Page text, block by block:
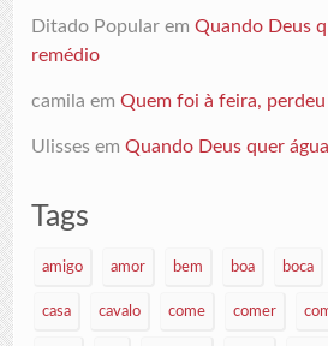
Ditado Popular emQuando Deus
remédio
camila emQuem foi à feira, perdeu
Ulisses emQuando Deus quer
Tags
amigo amor bem boa boca
casa cavalo come comer